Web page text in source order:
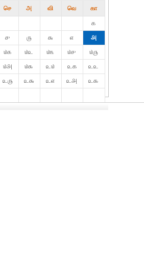
செ அ வி வெ கா
௧
௪ ௫ ௬ ௭
௮
௰௧ ௰௨ ௰௩ ௰௪
௰௫
௰௮ ௰௯ ௨௰ ௨௧
௨௨
௨௫ ௨௬ ௨௭ ௨௮
௨௯